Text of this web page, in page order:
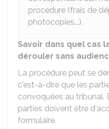
procédure (frais de
photocopies...).
Savoir dans quel cas
dérouler sans
La procédure peut se
c'est-à-dire que les
convoquées au tribunal.
parties doivent être
formulaire.